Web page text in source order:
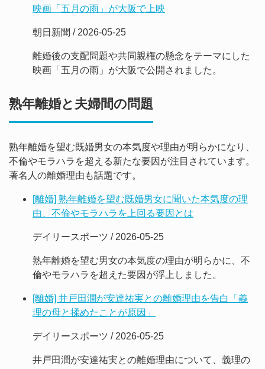
映画「五月の雨」が大阪で上映
朝日新聞 / 2026-05-25
離婚後の支配問題や共同親権の懸念をテーマにした
映画「五月の雨」が大阪で公開されました。
熟年離婚と夫婦間の問題
熟年離婚を望む既婚男女の本気度や理由が明らかになり、
不倫やモラハラを超える新たな要因が注目されています。
著名人の離婚理由も話題です。
[離婚] 熟年離婚を望む既婚男女に聞いた本気度の理
由、不倫やモラハラを上回る要因とは
デイリースポーツ / 2026-05-25
熟年離婚を望む男女の本気度の理由が明らかに、不
倫やモラハラを超えた要因が浮上しました。
[離婚] 井戸田潤が安達祐実との離婚理由を告白「義
理の母と揉めたことが原因」
デイリースポーツ / 2026-05-25
井戸田潤が安達祐実との離婚理由について、義理の